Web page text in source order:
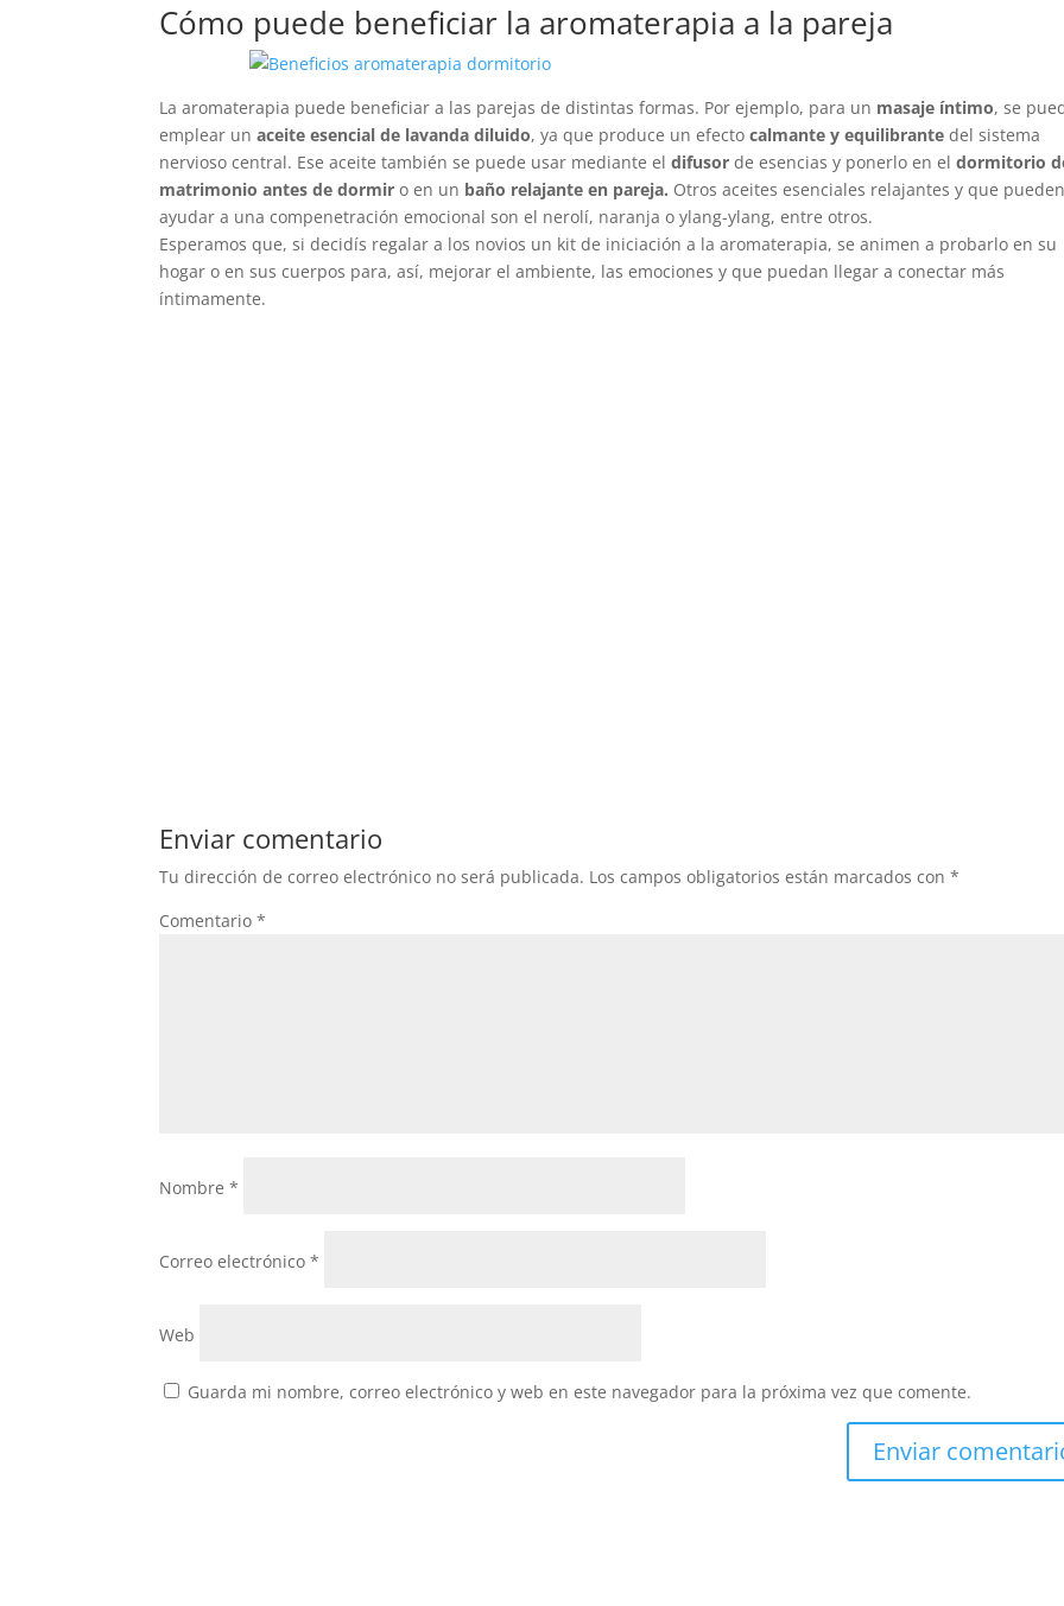
Cómo puede beneficiar la aromaterapia a la pareja
La aromaterapia puede beneficiar a las parejas de distintas formas. Por ejemplo, para un masaje íntimo, se
emplear unaceite esencial de lavanda diluido, ya que produce un efectocalmante y equilibrante del sistema
nervioso central. Ese aceite también se puede usar mediante eldifusor de esencias y ponerlo en eldormitorio
matrimonio antes de dormir o en un baño relajante en pareja. Otros aceites esenciales relajantes y que pueden
ayudar a una compenetración emocional son el nerolí, naranja o ylang-ylang, entre otros.
Esperamos que, si decidís regalar a los novios un kit de iniciación a la aromaterapia, se animen a probarlo en su
hogar o en sus cuerpos para, así, mejorar el ambiente, las emociones y que puedan llegar a conectar más
íntimamente.
Enviar comentario
Tu dirección de correo electrónico no será publicada. Los campos obligatorios están marcados con*
Comentario*
Nombre*
Correo electrónico*
Web
Guarda mi nombre, correo electrónico y web en este navegador para la próxima vez que comente.